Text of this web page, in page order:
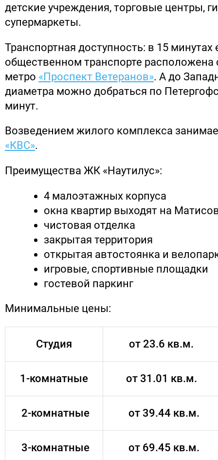
детские учреждения, торговые центры,
супермаркеты.
Транспортная доступность: в 15 минутах
общественном транспорте расположена
метро «Проспект Ветеранов». А до
диаметра можно добраться по
минут.
Возведением жилого комплекса
«КВС».
Преимущества ЖК «Наутилус»:
4 малоэтажных корпуса
окна квартир выходят на
чистовая отделка
закрытая территория
открытая автостоянка и
игровые, спортивные площадки
гостевой паркинг
Минимальные цены:
Студия от 23.6 кв.м.
1-комнатные от 31.01 кв.м.
2-комнатные от 39.44 кв.м.
3-комнатные от 69.45 кв.м.